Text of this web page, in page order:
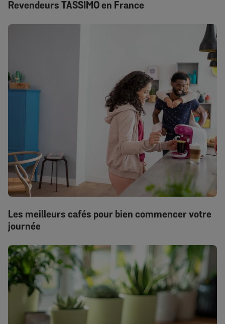
Revendeurs TASSIMO en France
Les meilleurs cafés pour bien commencer votre
journée